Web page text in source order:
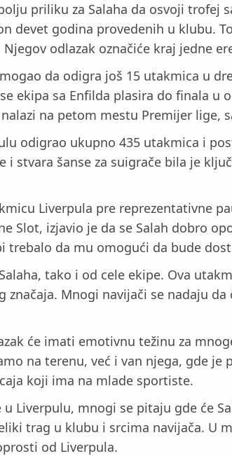
priliku za Salaha da osvoji trofej
devet godina provedenih u klubu.
odlazak označiće kraj jedne
da odigra još 15 utakmica u
ekipa sa Enfilda plasira do finala
na petom mestu Premijer lige,
odigrao ukupno 435 utakmica i
stvara šanse za suigrače bila je
Liverpula pre reprezentativne
Slot, izjavio je da se Salah dobro
trebalo da mu omogući da bude
tako i od cele ekipe. Ova
značaja. Mnogi navijači se nadaju
će imati emotivnu težinu za
na terenu, već i van njega, gde
koji ima na mlade sportiste.
Liverpulu, mnogi se pitaju gde će
trag u klubu i srcima navijača.
od Liverpula.